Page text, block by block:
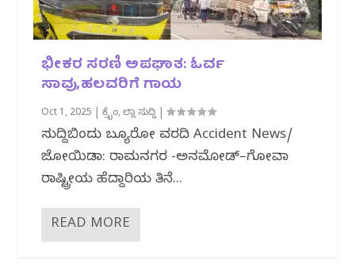
ಭೀಕರ ಸರಣಿ ಅಪಘಾತ: ಓರ್ವ
ಸಾವು,ಹಲವರಿಗೆ ಗಾಯ
Oct 1, 2025 |ಕ್ರೈಂ,ಜಿಲ್ಲಾ ಸುದ್ದಿ |
ಸುದ್ದಿಬಿಂದು ಬ್ಯೂರೋ ವರದಿ Accident News/
ಜೋಯಿಡಾ: ರಾಮನಗರ -ಅನಮೋಡ್–ಗೋವಾ
ರಾಷ್ಟ್ರೀಯ ಹೆದ್ದಾರಿಯ ತಿನೆ...
READ MORE